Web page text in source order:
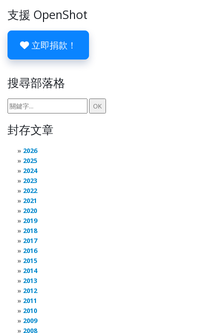
支援 OpenShot
立即捐款！
搜尋部落格
封存文章
2026
2025
2024
2023
2022
2021
2020
2019
2018
2017
2016
2015
2014
2013
2012
2011
2010
2009
2008